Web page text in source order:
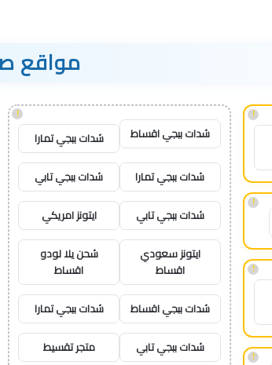
مواقع
!
!
!
!
!
شدات ببجي اقساط شدات ببجي تمارا
شدات ببجي تمارا شدات ببجي تابي
شدات ببجي تابي ايتونز امريكي
ايتونز سعودي
اقساط
شحن يلا لودو
اقساط
شدات ببجي اقساط شدات ببجي تمارا
شدات ببجي تابي متجر تقسيط